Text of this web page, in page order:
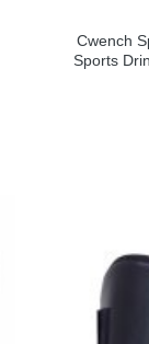
Cwench
Sports